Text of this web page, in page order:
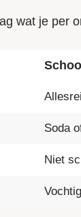
wat je per
Soda
Niet